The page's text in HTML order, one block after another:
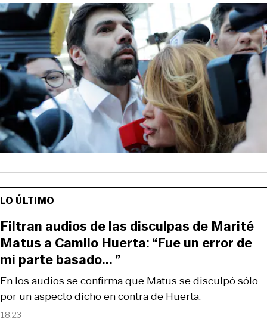
LO ÚLTIMO
18:23
En los audios se confirma que Matus se disculpó sólo
por un aspecto dicho en contra de Huerta.
Filtran audios de las disculpas de Marité
Matus a Camilo Huerta: “Fue un error de
mi parte basado... ”